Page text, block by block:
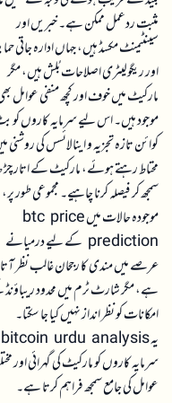
مثبت ردعمل ممکن ہے۔ خبریں اور
سینٹیمنٹ مکسڈ ہیں، جہاں ادارہ جاتی
اور ریگولیٹری اصلاحات بُلش ہیں، مگر
مارکیٹ میں خوف اور کچھ منفی عوامل
موجود ہیں۔ اس لیے سرمایہ کاروں کو
کوائن تازہ تجزیہ و اینالائسس کی روشنی
محتاط رہتے ہوئے، مارکیٹ کے اتار
سمجھ کر فیصلہ کرنا چاہیے۔ مجموعی طور پر،
موجودہ حالات میں btc price
prediction کے لیے درمیانے
عرصے میں مندی کا رجحان غالب نظر آتا
ہے، مگر شارٹ ٹرم میں محدود
امکانات کو نظر انداز نہیں کیا جا سکتا۔
یہ bitcoin urdu analysis
سرمایہ کاروں کو مارکیٹ کی گہرائی اور
عوامل کی جامع سمجھ فراہم کرتا ہے۔